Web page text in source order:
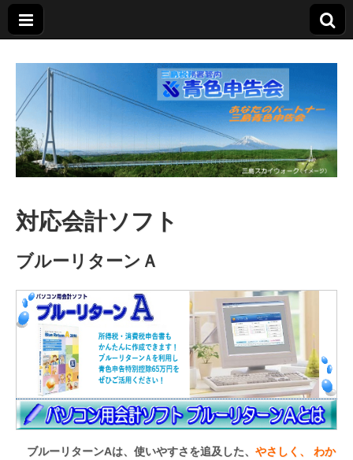
三島青色申告会
対応会計ソフト
ブルーリターンＡ
ブルーリターンAは、使いやすさを追及した、 やさしく、 わか